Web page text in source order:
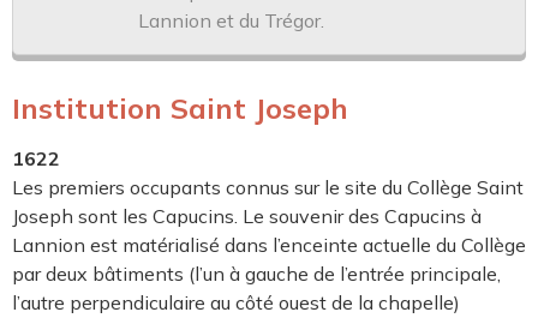
Lannion et du Trégor.
Institution Saint Joseph
1622
Les premiers occupants connus sur le site du Collège Saint
Joseph sont les Capucins. Le souvenir des Capucins à
Lannion est matérialisé dans l’enceinte actuelle du Collège
par deux bâtiments (l’un à gauche de l’entrée principale,
l’autre perpendiculaire au côté ouest de la chapelle)